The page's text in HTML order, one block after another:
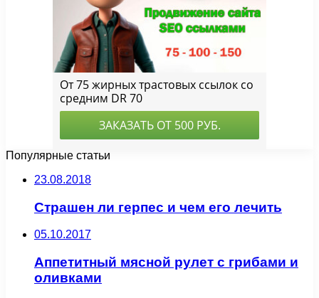
Популярные статьи
23.08.2018
Страшен ли герпес и чем его лечить
05.10.2017
Аппетитный мясной рулет с грибами и
оливками